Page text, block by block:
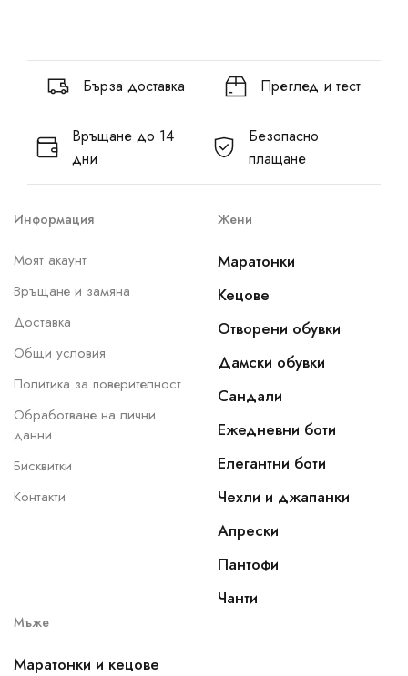
Бърза доставка Преглед и тест
Връщане до 14
дни
Безопасно
плащане
Информация
Моят акаунт
Връщане и замяна
Доставка
Общи условия
Политика за поверителност
Обработване на лични
данни
Бисквитки
Контакти
Жени
Маратонки
Кецове
Отворени обувки
Дамски обувки
Сандали
Ежедневни боти
Елегантни боти
Чехли и джапанки
Апрески
Пантофи
Чанти
Мъже
Маратонки и кецове